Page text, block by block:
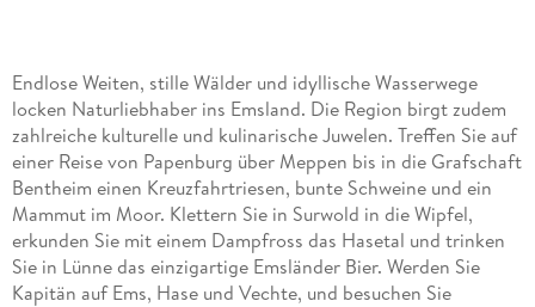
Endlose Weiten, stille Wälder und idyllische Wasserwege
locken Naturliebhaber ins Emsland. Die Region birgt zudem
zahlreiche kulturelle und kulinarische Juwelen. Treffen Sie auf
einer Reise von Papenburg über Meppen bis in die Grafschaft
Bentheim einen Kreuzfahrtriesen, bunte Schweine und ein
Mammut im Moor. Klettern Sie in Surwold in die Wipfel,
erkunden Sie mit einem Dampfross das Hasetal und trinken
Sie in Lünne das einzigartige Emsländer Bier. Werden Sie
Kapitän auf Ems, Hase und Vechte, und besuchen Sie